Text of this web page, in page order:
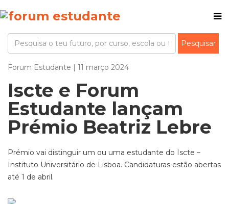
Forum Estudante | 11 março 2024
Iscte e Forum
Estudante lançam
Prémio Beatriz Lebre
Prémio vai distinguir um ou uma estudante do Iscte –
Instituto Universitário de Lisboa. Candidaturas estão abertas
até 1 de abril.